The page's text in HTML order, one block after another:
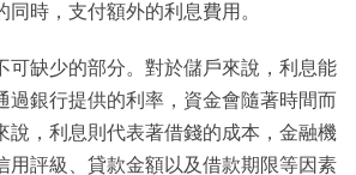
同時，支付額外的利息費用。
可缺少的部分。對於儲戶來說，利息能
過銀行提供的利率，資金會隨著時間而
說，利息則代表著借錢的成本，金融機
用評級、貸款金額以及借款期限等因素